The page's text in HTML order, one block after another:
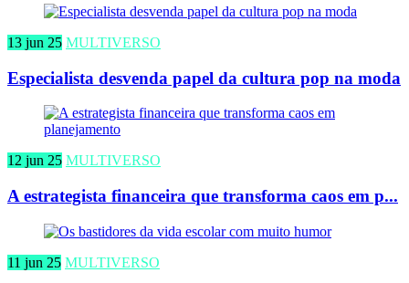
13 jun 25 MULTIVERSO
Especialista desvenda papel da cultura pop na moda
12 jun 25 MULTIVERSO
A estrategista financeira que transforma caos em p...
11 jun 25 MULTIVERSO